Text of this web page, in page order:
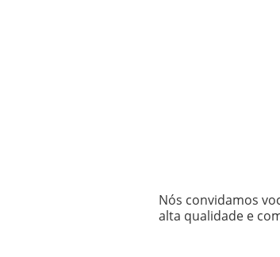
Nós convidamos
alta qualidade e